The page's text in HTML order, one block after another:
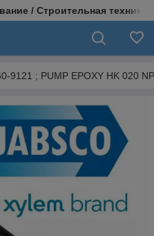
/ Строительная техника
9121 ; PUMP EPOXY HK 020